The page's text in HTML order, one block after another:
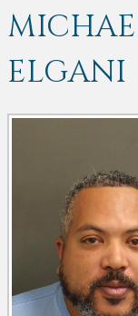
ELGANI